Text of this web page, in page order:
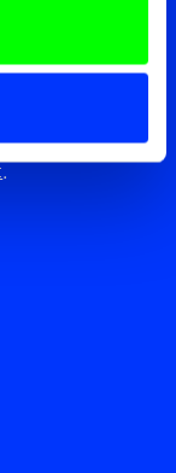
Uiteraard
zoals je
.